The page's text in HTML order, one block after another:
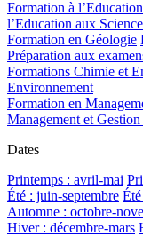
Formation à
l’Education aux
Formation en Géologie
Préparation aux
Formations Chimie et
Environnement
Formation en
Management et
Dates
Printemps : avril-mai
Été : juin-septembre
Automne : octobre-
Hiver : décembre-mars